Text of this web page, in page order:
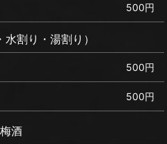
500円
割り・湯割り）
500円
500円
梅酒